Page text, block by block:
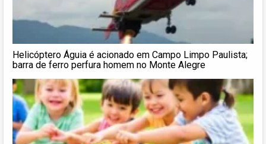
Helicóptero Águia é acionado em Campo Limpo Paulista;
barra de ferro perfura homem no Monte Alegre